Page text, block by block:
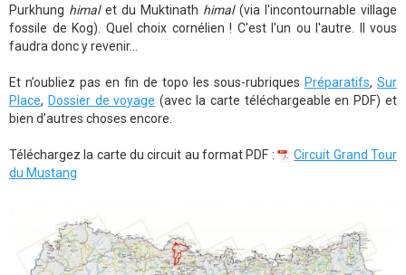
Purkhung himalet du Muktinath himal(via l'incontournable village
fossile de Kog). Quel choix cornélien ! C'est l'un ou l'autre. Il vous
faudra donc y revenir...
Et n’oubliez pas en fin de topo les sous-rubriques Préparatifs, Sur
Place, Dossier de voyage (avec la carte téléchargeable en PDF) et
bien d’autres choses encore.
Téléchargez la carte du circuit au format PDF :
Circuit Grand Tour
du Mustang